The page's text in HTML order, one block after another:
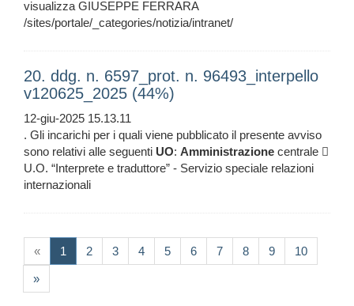
visualizza GIUSEPPE FERRARA
/sites/portale/_categories/notizia/intranet/
20. ddg. n. 6597_prot. n. 96493_interpello
v120625_2025 (44%)
12-giu-2025 15.13.11
. Gli incarichi per i quali viene pubblicato il presente avviso
sono relativi alle seguenti UO: Amministrazione centrale 
U.O. “Interprete e traduttore” - Servizio speciale relazioni
internazionali
« 1 (current)
2 3 4 5 6 7 8 9 10
»